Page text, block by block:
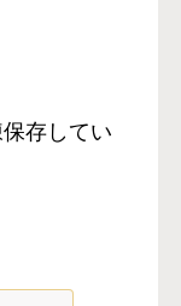
存してい